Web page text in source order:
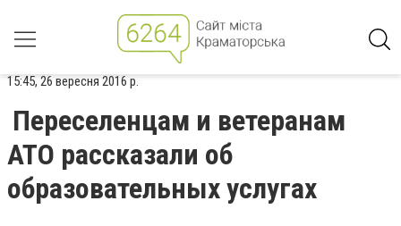
15:45, 26 вересня 2016 р.
Переселенцам и ветеранам
АТО рассказали об
образовательных услугах